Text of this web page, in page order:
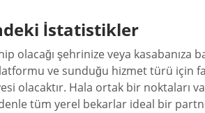
İstatistikler
olacağı şehrinize veya
ve sunduğu hizmet türü için
olacaktır. Hala ortak bir noktaları
tüm yerel bekarlar ideal bir